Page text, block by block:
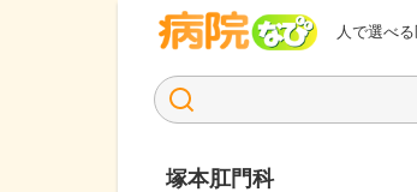
人で選べ
病院なび
塚本肛門科